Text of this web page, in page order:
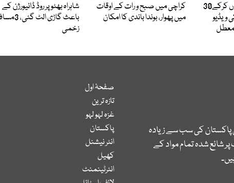
کراچی: شہری کو ہراساں کرکے30
ویڈیو
کراچی میں صبح و رات کے اوقات
میں پھوار، بوندا باندی کا امکان
شاہراہ بھٹو پر روڈ ڈائیورژن کے
باعث گاڑی الٹ گئی،
زخمی
پاکستان کی سب سے زیادہ
شائع شدہ تمام مواد کے
صفحۂ اول
تازہ ترین
غزہ لہو لہو
پاکستان
انٹر نیشنل
کھیل
انٹرٹینمنٹ